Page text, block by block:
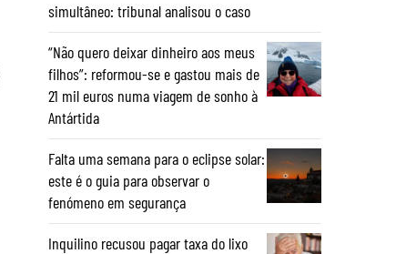
simultâneo: tribunal analisou o caso
“Não quero deixar dinheiro aos meus
filhos”: reformou-se e gastou mais de
21 mil euros numa viagem de sonho à
Antártida
Falta uma semana para o eclipse solar:
este é o guia para observar o
fenómeno em segurança
Inquilino recusou pagar taxa do lixo